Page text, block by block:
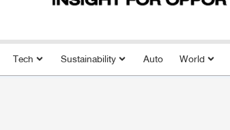
Tech Sustainability Auto World